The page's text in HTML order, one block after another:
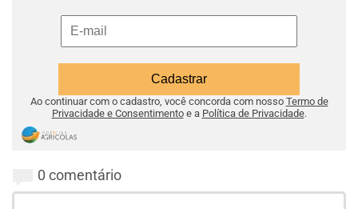
Ao continuar com o cadastro, você concorda com nosso Termo de
Privacidade e Consentimentoe a Política de Privacidade.
0 comentário